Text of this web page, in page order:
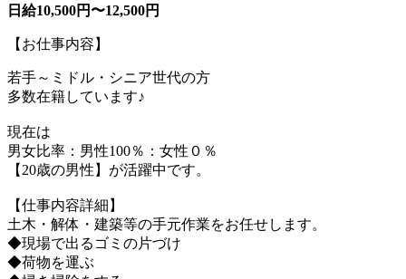
日給10,500円〜12,500円
【お仕事内容】
若手～ミドル・シニア世代の方
多数在籍しています♪
現在は
男女比率：男性100％：女性０％
【20歳の男性】が活躍中です。
【仕事内容詳細】
土木・解体・建築等の手元作業をお任せします。
◆現場で出るゴミの片づけ
◆荷物を運ぶ